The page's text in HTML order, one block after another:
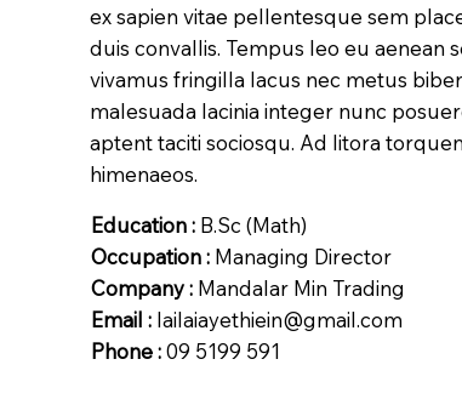
ex sapien vitae pellentesque sem
duis convallis. Tempus leo eu aenean
vivamus fringilla lacus nec metus
malesuada lacinia integer nunc
aptent taciti sociosqu. Ad litora
himenaeos.
Education : B.Sc (Math)
Occupation : Managing Director
Company : Mandalar Min Trading
Email : lailaiayethiein@gmail.com
Phone :09 5199 591